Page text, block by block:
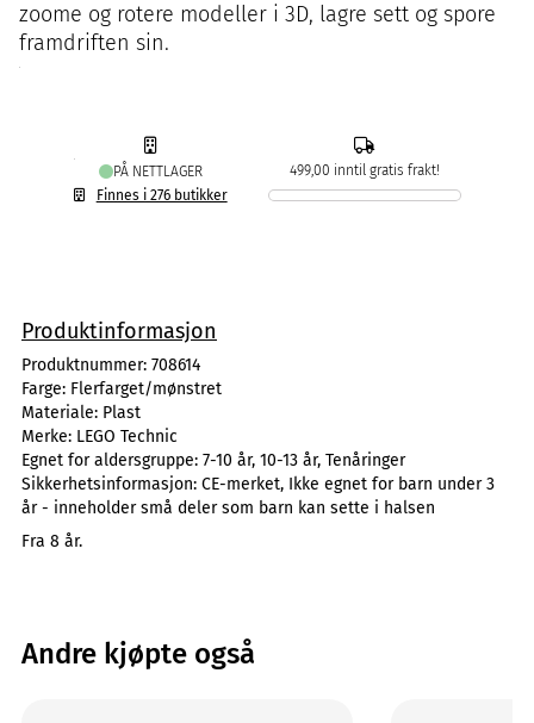
zoome og rotere modeller i 3D, lagre sett og spore
framdriften sin.
PÅ NETTLAGER
Finnes i 276 butikker
499,00 inntil gratis frakt!
Produktinformasjon
Produktnummer: 708614
Farge: Flerfarget/mønstret
Materiale: Plast
Merke: LEGO Technic
Egnet for aldersgruppe: 7-10 år, 10-13 år, Tenåringer
Sikkerhetsinformasjon: CE-merket, Ikke egnet for barn under 3
år - inneholder små deler som barn kan sette i halsen
Fra 8 år.
Andre kjøpte også